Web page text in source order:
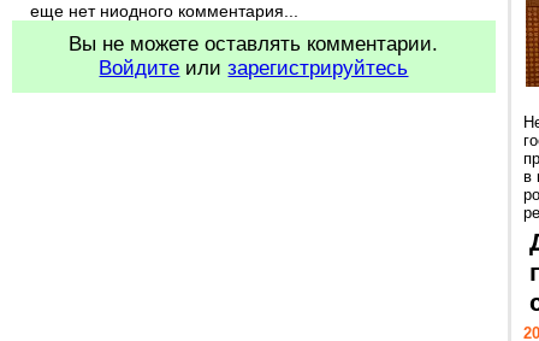
еще нет ниодного комментария...
Вы не можете оставлять комментарии.
Войдите илизарегистрируйтесь
в